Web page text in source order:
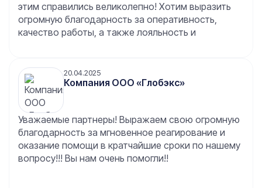
этим справились великолепно! Хотим выразить
огромную благодарность за оперативность,
качество работы, а также лояльность и
принимать решения быстро и на месте, таким
образом, сводя срок монтажа к минимальному.
Для нас это показатель профессионализма, а
также большая помощь. Благодарим Аураби за
такой подход к своей работе! Так держать!
20.04.2025
Компания ООО «Глобэкс»
Уважаемые партнеры! Выражаем свою огромную
благодарность за мгновенное реагирование и
оказание помощи в кратчайшие сроки по нашему
вопросу!!! Вы нам очень помогли!!